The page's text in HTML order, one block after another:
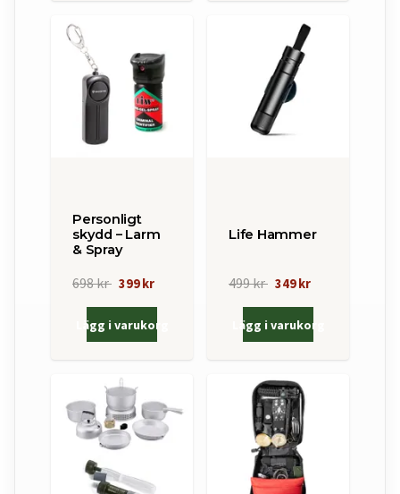
Personligt
skydd – Larm
& Spray
698 kr 399 kr
Lägg i varukorg
Life Hammer
499 kr 349 kr
Lägg i varukorg